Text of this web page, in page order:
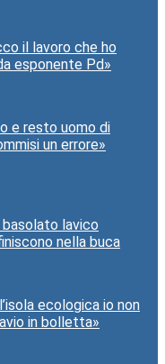
il lavoro che ho
esponente Pd»
e resto uomo di
un errore»
basolato lavico
nella buca
ecologica io non
in bolletta»